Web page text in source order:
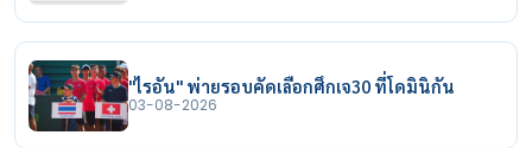
"ไรอัน" พ่ายรอบคัดเลือกศึกเจ30 ที่โดมินิกัน
03-08-2026